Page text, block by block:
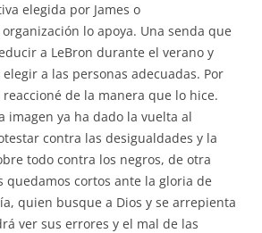
elegida por James o
lo apoya. Una senda que
a LeBron durante el verano y
a las personas adecuadas. Por
de la manera que lo hice.
imagen ya ha dado la vuelta al
contra las desigualdades y la
todo contra los negros, de otra
quedamos cortos ante la gloria de
quien busque a Dios y se arrepienta
ver sus errores y el mal de las